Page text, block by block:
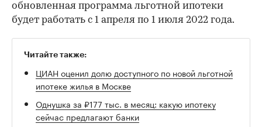
обновленная программа льготной ипотеки
будет работать с 1 апреля по 1 июля 2022 года.
Читайте также:
ЦИАН оценил долю доступного по новой льготной
ипотеке жилья в Москве
Однушка за ₽177 тыс. в месяц: какую ипотеку
сейчас предлагают банки